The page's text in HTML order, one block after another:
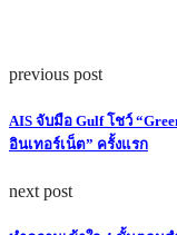
previous post
AIS จับมือ Gulf โชว์
อินเทอร์เน็ต” ครั้งแรก
next post